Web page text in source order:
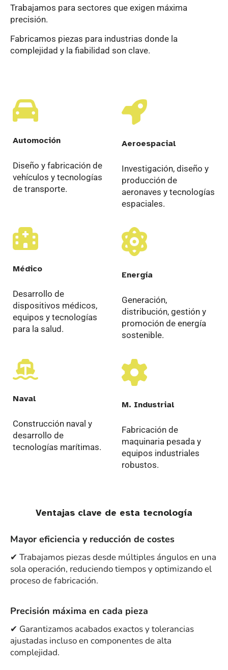
Trabajamos para sectores que exigen máxima
precisión.
Fabricamos piezas para industrias donde la
complejidad y la fiabilidad son clave.
Automoción
Diseño y fabricación de
vehículos y tecnologías
de transporte.
Aeroespacial
Investigación, diseño y
producción de
aeronaves y tecnologías
espaciales.
Médico
Desarrollo de
dispositivos médicos,
equipos y tecnologías
para la salud.
Energía
Generación,
distribución, gestión y
promoción de energía
sostenible.
Naval
Construcción naval y
desarrollo de
tecnologías marítimas.
M. Industrial
Fabricación de
maquinaria pesada y
equipos industriales
robustos.
Ventajas clave de esta tecnología
Mayor eficiencia y reducción de costes
✔ Trabajamos piezas desde múltiples ángulos en una
sola operación, reduciendo tiempos y optimizando el
proceso de fabricación.
Precisión máxima en cada pieza
✔ Garantizamos acabados exactos y tolerancias
ajustadas incluso en componentes de alta
complejidad.